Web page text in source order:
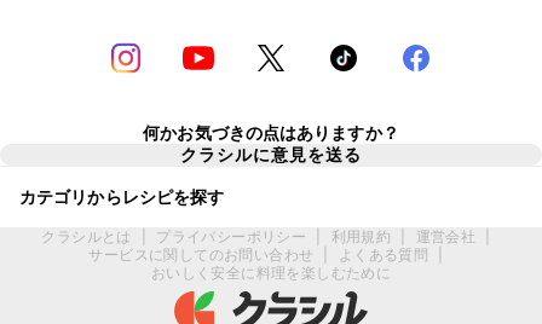
何かお気づきの点はありますか？
クラシルに意見を送る
カテゴリからレシピを探す
クラシルとは プライバシーポリシー 利用規約 運営会社
サービスに関してのお問い合わせ
よくある質問
おいしく安全に料理を楽しむために